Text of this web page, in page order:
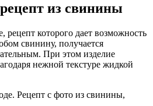
из свинины
рецепт которого дает возможность
свинину, получается
При этом изделие
нежной текстуре жидкой